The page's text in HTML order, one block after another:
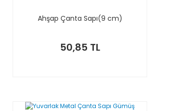
Ahşap Çanta Sapı(9 cm)
50,85 TL